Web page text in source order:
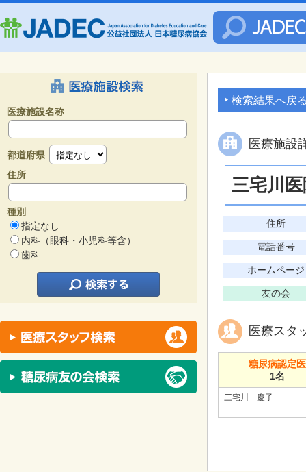
医療施設名称
都道府県
住所
種別
指定なし
内科（眼科・小児科等含）
歯科
検索結果へ戻
医療施設
三宅川
住所
電話番号
ホームページ
友の会
医療スタ
糖尿病認定医
1名
三宅川 慶子